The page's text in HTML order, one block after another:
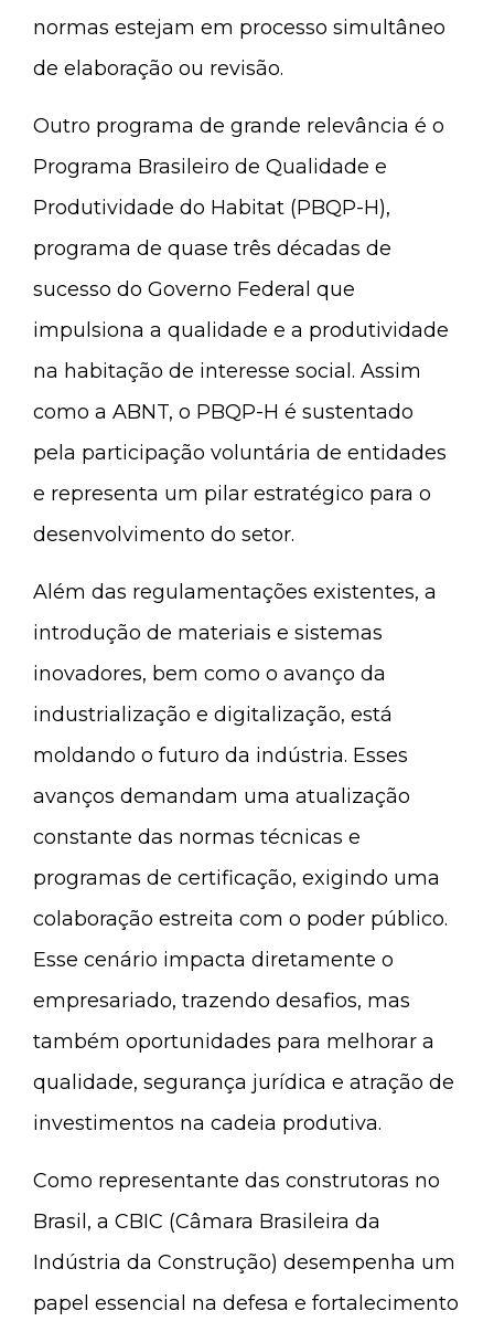
normas estejam em processo simultâneo
de elaboração ou revisão.
Outro programa de grande relevância é o
Programa Brasileiro de Qualidade e
Produtividade do Habitat (PBQP-H),
programa de quase três décadas de
sucesso do Governo Federal que
impulsiona a qualidade e a produtividade
na habitação de interesse social. Assim
como a ABNT, o PBQP-H é sustentado
pela participação voluntária de entidades
e representa um pilar estratégico para o
desenvolvimento do setor.
Além das regulamentações existentes, a
introdução de materiais e sistemas
inovadores, bem como o avanço da
industrialização e digitalização, está
moldando o futuro da indústria. Esses
avanços demandam uma atualização
constante das normas técnicas e
programas de certificação, exigindo uma
colaboração estreita com o poder público.
Esse cenário impacta diretamente o
empresariado, trazendo desafios, mas
também oportunidades para melhorar a
qualidade, segurança jurídica e atração de
investimentos na cadeia produtiva.
Como representante das construtoras no
Brasil, a CBIC (Câmara Brasileira da
Indústria da Construção) desempenha um
papel essencial na defesa e fortalecimento